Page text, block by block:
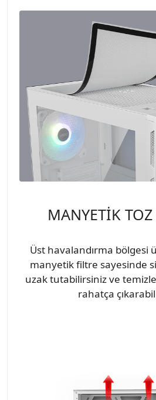
MANYETİK TOZ
Üst havalandırma bölgesi
manyetik filtre sayesinde
uzak tutabilirsiniz ve
rahatça